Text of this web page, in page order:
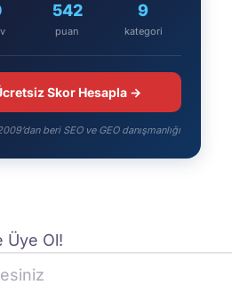
542
puan
9
kategori
Skor Hesapla →
beri SEO ve GEO danışmanlığı
Üye Ol!